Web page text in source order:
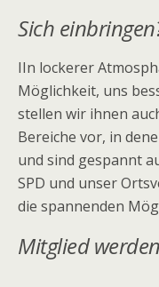
Sich
IIn lockerer
Möglichkeit, uns
stellen wir ihnen
Bereiche vor, in
und sind gespannt
SPD und unser
die spannenden
Mitglied